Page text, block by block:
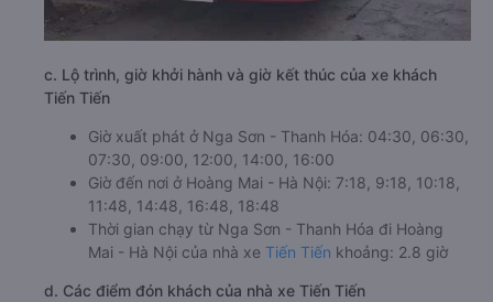
c. Lộ trình, giờ khởi hành và giờ kết thúc của xe khách
Tiến Tiến
Giờ xuất phát ở Nga Sơn - Thanh Hóa: 04:30, 06:30,
07:30, 09:00, 12:00, 14:00, 16:00
Giờ đến nơi ở Hoàng Mai - Hà Nội: 7:18, 9:18, 10:18,
11:48, 14:48, 16:48, 18:48
Thời gian chạy từ Nga Sơn - Thanh Hóa đi Hoàng
Mai - Hà Nội của nhà xe Tiến Tiến khoảng: 2.8 giờ
d. Các điểm đón khách của nhà xe Tiến Tiến